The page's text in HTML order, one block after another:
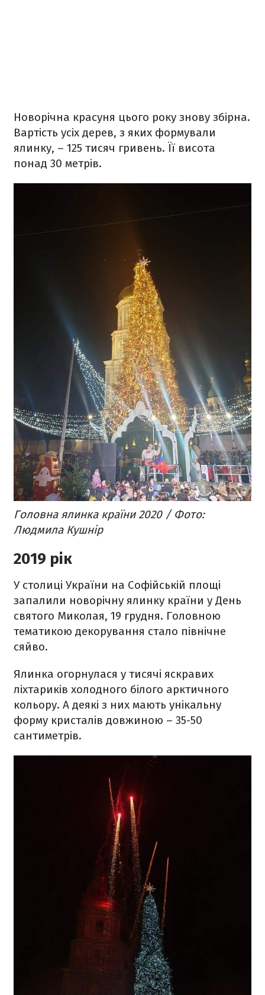
Новорічна красуня цього року знову збірна.
Вартість усіх дерев, з яких формували
ялинку, – 125 тисяч гривень. Її висота
понад 30 метрів.
Головна ялинка країни 2020 / Фото:
Людмила Кушнір
2019 рік
У столиці України на Софійській площі
запалили новорічну ялинку країни у День
святого Миколая, 19 грудня. Головною
тематикою декорування стало північне
сяйво.
Ялинка огорнулася у тисячі яскравих
ліхтариків холодного білого арктичного
кольору. А деякі з них мають унікальну
форму кристалів довжиною – 35-50
сантиметрів.